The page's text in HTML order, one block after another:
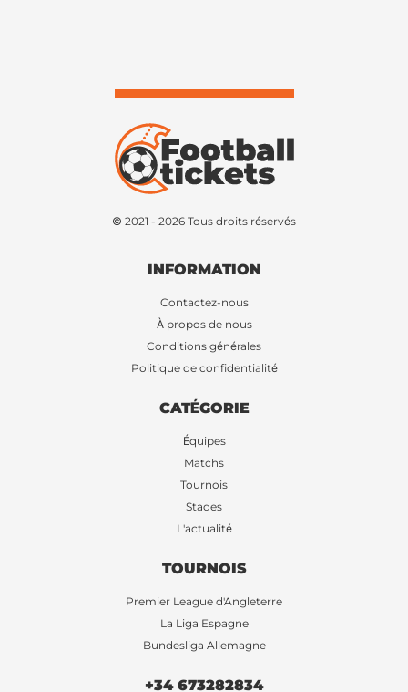
© 2021 - 2026 Tous droits réservés
INFORMATION
Contactez-nous
À propos de nous
Conditions générales
Politique de confidentialité
CATÉGORIE
Équipes
Matchs
Tournois
Stades
L'actualité
TOURNOIS
Premier League d'Angleterre
La Liga Espagne
Bundesliga Allemagne
+34 673282834